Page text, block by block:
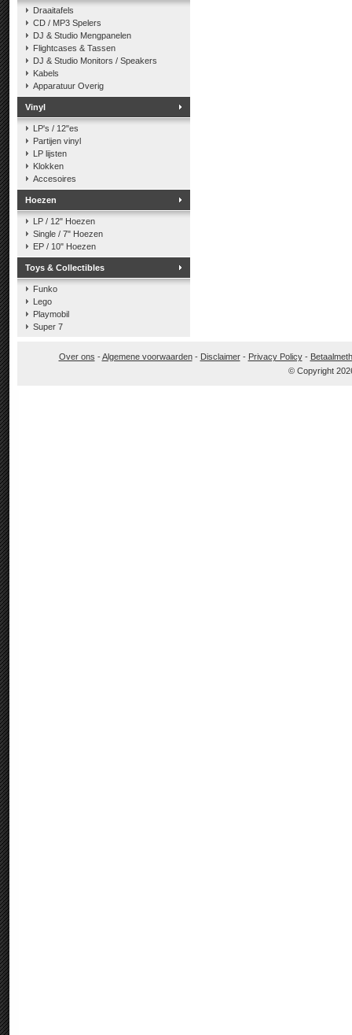
Draaitafels
CD / MP3 Spelers
DJ & Studio Mengpanelen
Flightcases & Tassen
DJ & Studio Monitors / Speakers
Kabels
Apparatuur Overig
Vinyl
LP's / 12"es
Partijen vinyl
LP lijsten
Klokken
Accesoires
Hoezen
LP / 12" Hoezen
Single / 7" Hoezen
EP / 10" Hoezen
Toys & Collectibles
Funko
Lego
Playmobil
Super 7
Over ons -Algemene voorwaarden- Disclaimer- Privacy Policy-
© Copyright